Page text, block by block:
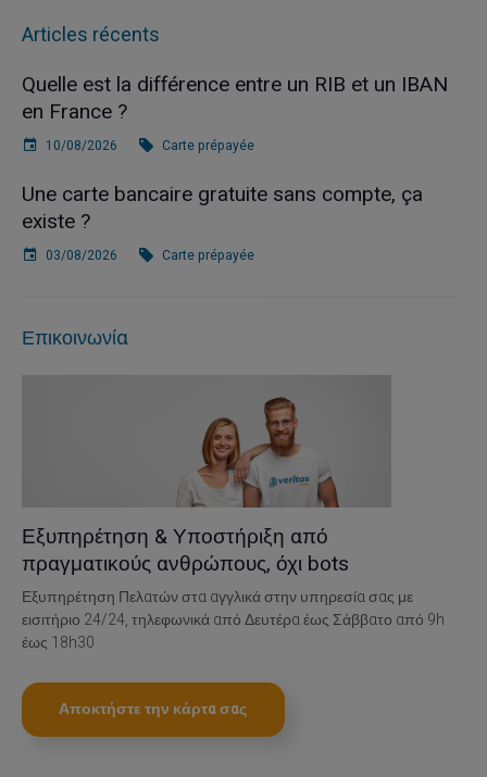
Articles récents
Quelle est la différence entre un RIB et un IBAN
en France ?
10/08/2026 Carte prépayée
Une carte bancaire gratuite sans compte, ça
existe ?
03/08/2026 Carte prépayée
Επικοινωνία
Εξυπηρέτηση & Υποστήριξη από
πραγματικούς ανθρώπους, όχι bots
Εξυπηρέτηση Πελατών στα αγγλικά στην υπηρεσία σας με
εισιτήριο 24/24, τηλεφωνικά από Δευτέρα έως Σάββατο από 9h
έως 18h30
Αποκτήστε την κάρτα σας